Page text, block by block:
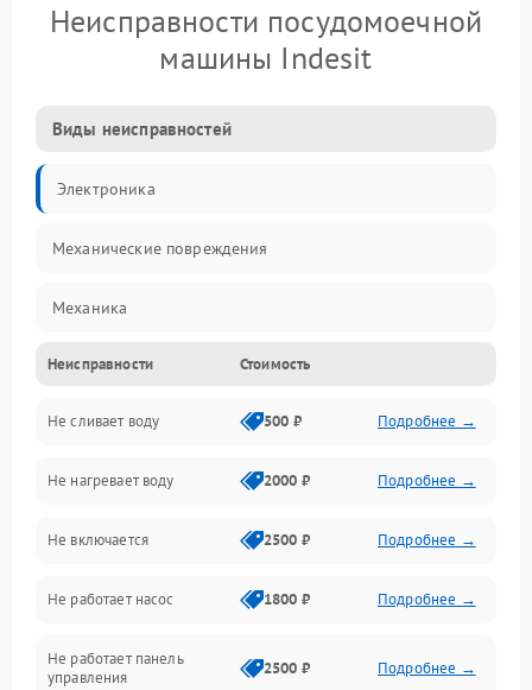
Неисправности посудомоечной
машины Indesit
Виды неисправностей
Электроника
Механические повреждения
Механика
Управление
Электропитание
Датчики
Нагрев
Вода
Гигиена
Неисправности Стоимость
Не сливает воду 500 ₽ Подробнее →
Не нагревает воду 2000 ₽ Подробнее →
Не включается 2500 ₽ Подробнее →
Не работает насос 1800 ₽ Подробнее →
Не работает панель
управления
2500 ₽ Подробнее →